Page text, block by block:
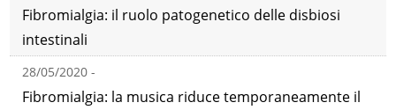
Fibromialgia: il ruolo patogenetico delle disbiosi
intestinali
28/05/2020 -
Fibromialgia: la musica riduce temporaneamente il